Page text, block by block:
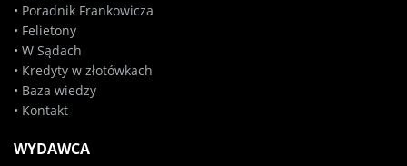
• Poradnik Frankowicza
• Felietony
• W Sądach
• Kredyty w złotówkach
• Baza wiedzy
• Kontakt
WYDAWCA